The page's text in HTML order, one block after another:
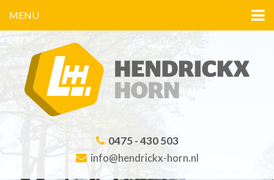
MENU
0475 - 430 503
info@hendrickx-horn.nl